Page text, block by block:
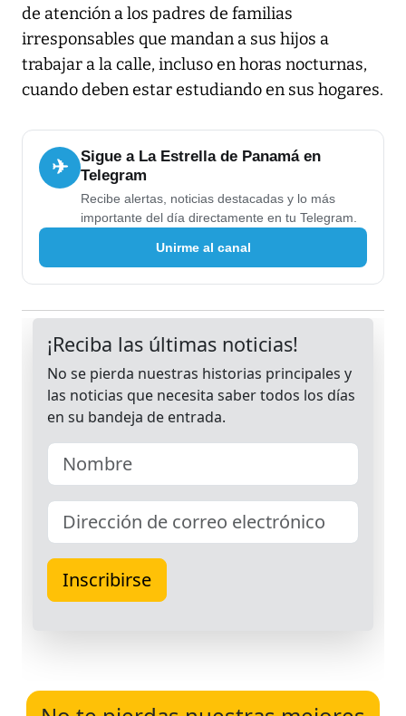
de atención a los padres de familias
irresponsables que mandan a sus hijos a
trabajar a la calle, incluso en horas nocturnas,
cuando deben estar estudiando en sus hogares.
✈
Sigue a La Estrella de Panamá en
Telegram
Recibe alertas, noticias destacadas y lo más
importante del día directamente en tu Telegram.
Unirme al canal